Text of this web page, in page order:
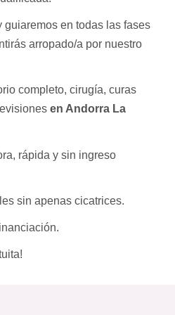
guiaremos en todas las fases
arropado/a por nuestro
completo, cirugía, curas
en Andorra La
rápida y sin ingreso
sin apenas cicatrices.